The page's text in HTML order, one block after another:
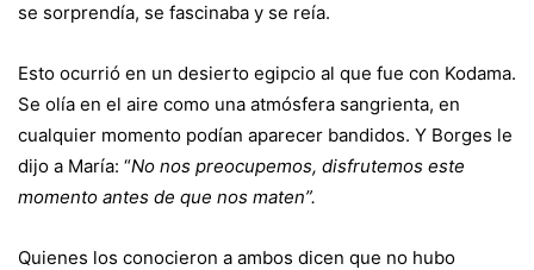
se sorprendía, se fascinaba y se reía.
Esto ocurrió en un desierto egipcio al que fue con Kodama.
Se olía en el aire como una atmósfera sangrienta, en
cualquier momento podían aparecer bandidos. Y Borges le
dijo a María: “No nos preocupemos, disfrutemos este
momento antes de que nos maten”.
Quienes los conocieron a ambos dicen que no hubo